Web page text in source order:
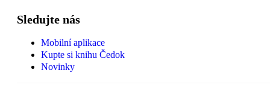
Sledujte nás
Mobilní aplikace
Kupte si knihu Čedok
Novinky